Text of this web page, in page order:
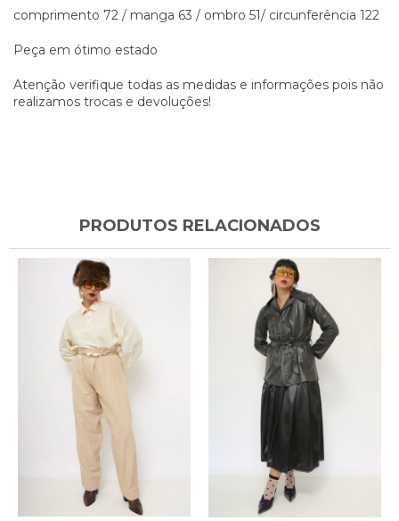
comprimento 72 / manga 63 / ombro 51/ circunferência 122
Peça em ótimo estado
Atenção verifique todas as medidas e informações pois não
realizamos trocas e devoluções!
PRODUTOS RELACIONADOS